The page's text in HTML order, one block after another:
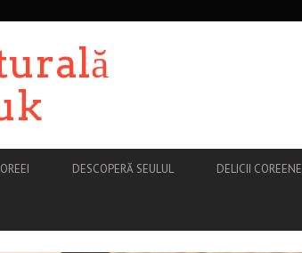
DESCOPERĂ SEULUL DELICII COREENE